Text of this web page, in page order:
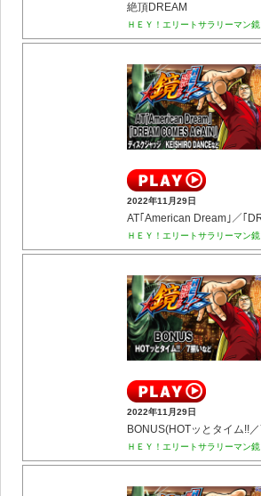
絶頂DREAM
ＨＥＹ！エリートサラリーマン鏡
2022年11月29日
ＨＥＹ！エリートサラリーマン鏡
2022年11月29日
ＨＥＹ！エリートサラリーマン鏡